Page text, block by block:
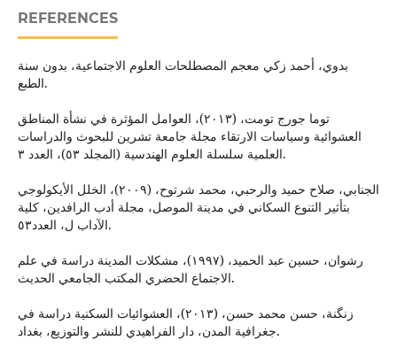
REFERENCES
بدوي، أحمد زكي معجم المصطلحات العلوم الاجتماعية، بدون سنة
الطبع.
توما جورج تومت، (٢٠١٣)، العوامل المؤثرة في نشأة المناطق
العشوائية وسياسات الارتقاء مجلة جامعة تشرين للبحوث والدراسات
العلمية سلسلة العلوم الهندسية (المجلد ٥٣)، العدد ٣.
الجنابي، صلاح حميد والرحبي، محمد شرتوح، (٢٠٠٩)، الخلل الأيكولوجي
بتأثير التنوع السكاني في مدينة الموصل، مجلة أدب الرافدين، كلية
الآداب ل، العدد٥٣.
رشوان، حسین عبد الحمید، (١٩٩٧)، مشكلات المدینة دراسة في علم
الاجتماع الحضري المكتب الجامعي الحدیث.
زنگنة، حسن محمد حسن، (٢٠١٣)، العشوائيات السكنية دراسة في
جغرافية المدن، دار الفراهيدي للنشر والتوزيع، بغداد.